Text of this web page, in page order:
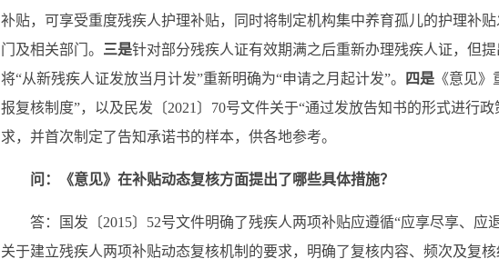
补贴，可享受重度残疾人护理补贴，同时将制定机构集中养育孤儿的护理补
门及相关部门。 三是针对部分残疾人证有效期满之后重新办理残疾人证，但
将“从新残疾人证发放当月计发”重新明确为“申请之月起计发”。
四是 《意见
报复核制度”，以及民发〔2021〕70号文件关于“通过发放告知书的形式进行
求，并首次制定了告知承诺书的样本，供各地参考。
问：《意见》在补贴动态复核方面提出了哪些具体措施？
答：国发〔2015〕52号文件明确了残疾人两项补贴应遵循“应享尽享、应
关于建立残疾人两项补贴动态复核机制的要求，明确了复核内容、频次及复核